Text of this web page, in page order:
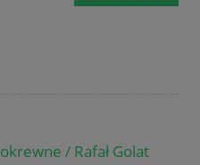
/ Rafał Golat